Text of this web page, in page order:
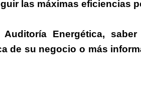
las máximas eficiencias
Energética,
de su negocio o más